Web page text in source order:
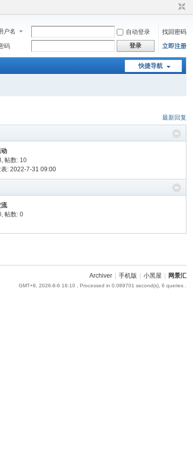
户名 自动登录
找回密码
码
登录 立即注册
快捷导航
最新回复
动
,帖数: 10
表: 2022-7-31 09:00
流
,帖数: 0
Archiver 手机版 小黑屋 网景汇
GMT+8, 2026-8-6 16:10 , Processed in 0.089701 second(s), 6 queries .